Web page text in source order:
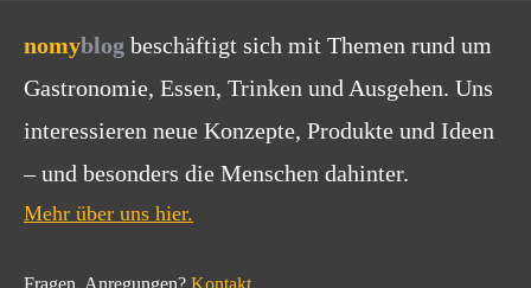
nomyblog beschäftigt sich mit Themen rund um
Gastronomie, Essen, Trinken und Ausgehen. Uns
interessieren neue Konzepte, Produkte und Ideen
– und besonders die Menschen dahinter.
Mehr über uns hier.